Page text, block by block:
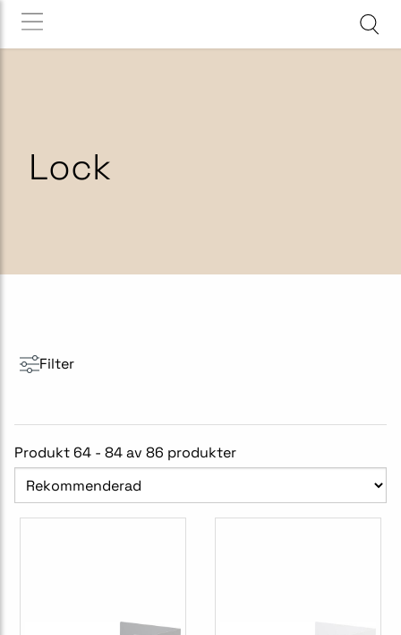
Lock
Filter
Produkt 64 - 84 av 86 produkter